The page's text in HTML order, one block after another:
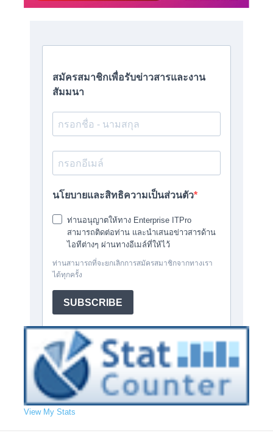
View My Stats